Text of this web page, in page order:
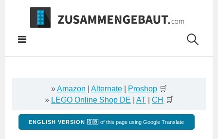
Springe
Inhalt
»Amazon Alternate Proshop 🛒
» LEGO Online Shop DE AT CH 🛒
ENGLISH VERSION 🇬🇧 of this page using Google Translate